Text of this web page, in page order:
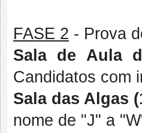
FASE 2 - Prova
Sala de Aula
Candidatos com
Sala das Algas
nome de "J" a